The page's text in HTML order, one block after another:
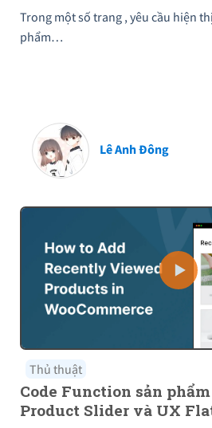
Trong một số trang , yêu cầu hiện
phẩm…
Lê Anh Đông
Thủ thuật
Code Function sản
Product Slider và UX